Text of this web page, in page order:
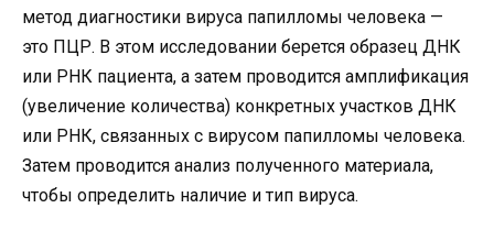
метод диагностики вируса папилломы человека —
это ПЦР. В этом исследовании берется образец ДНК
или РНК пациента, а затем проводится амплификация
(увеличение количества) конкретных участков ДНК
или РНК, связанных с вирусом папилломы человека.
Затем проводится анализ полученного материала,
чтобы определить наличие и тип вируса.